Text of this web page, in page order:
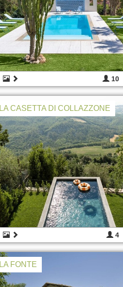
10
LA CASETTA DI COLLAZZONE
4
LA FONTE